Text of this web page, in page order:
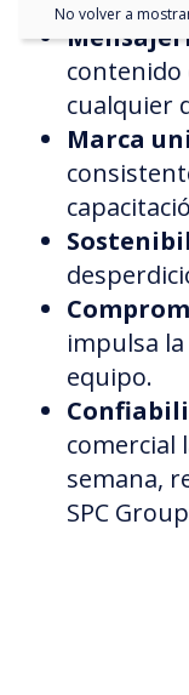
contenido
cualquier
Marca
impulsa
equipo.
comercial
semana,
SPC Group
No volver a